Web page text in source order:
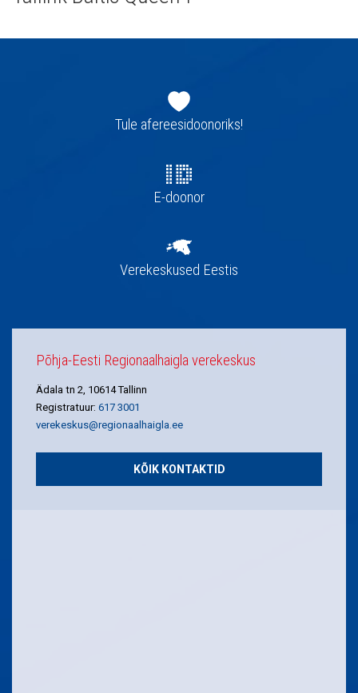
navigatsioonTule afereesidoonoriks!
E-doonor
Verekeskused Eestis
Põhja-Eesti Regionaalhaigla verekeskus
Ädala tn 2, 10614 Tallinn
Registratuur: 617 3001
verekeskus@regionaalhaigla.ee
KÕIK KONTAKTID